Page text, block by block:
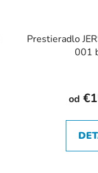
Prestieradlo
001
od